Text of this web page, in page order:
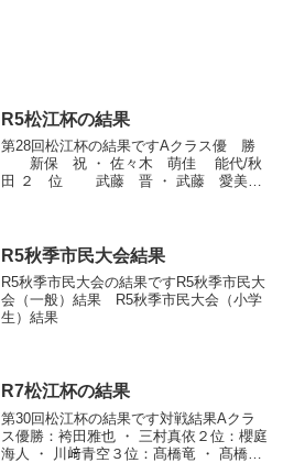
R5松江杯の結果
第28回松江杯の結果ですAクラス優 勝
新保 祝 ・ 佐々木 萌佳 能代/秋
田 ２ 位 武藤 晋 ・ 武藤 愛美
R5秋季市民大会結果
R5秋季市民大会の結果ですR5秋季市民大
会（一般）結果 R5秋季市民大会（小学
生）結果
R7松江杯の結果
第30回松江杯の結果です対戦結果Aクラ
ス優勝：袴田雅也 ・ 三村真依２位：櫻庭
海人 ・ 川﨑青空３位：髙橋竜 ・ 髙橋遥